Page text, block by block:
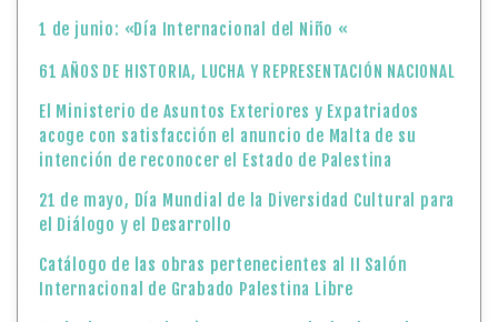
1 de junio: «Día Internacional del Niño «
61 AÑOS DE HISTORIA, LUCHA Y REPRESENTACIÓN NACIONAL
El Ministerio de Asuntos Exteriores y Expatriados
acoge con satisfacción el anuncio de Malta de su
intención de reconocer el Estado de Palestina
21 de mayo, Día Mundial de la Diversidad Cultural para
el Diálogo y el Desarrollo
Catálogo de las obras pertenecientes al II Salón
Internacional de Grabado Palestina Libre